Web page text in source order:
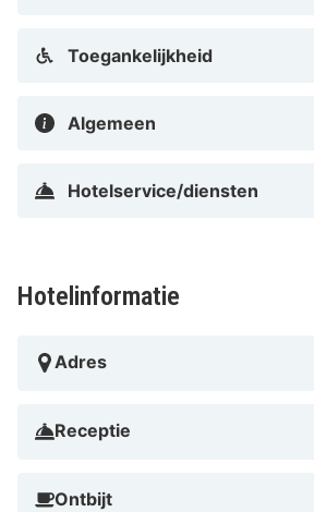
Toegankelijkheid
Algemeen
Hotelservice/diensten
Hotelinformatie
Adres
Receptie
Ontbijt